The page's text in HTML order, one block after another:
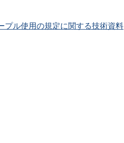
ル使用の規定に関する技術資料